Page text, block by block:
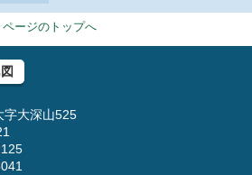
ページのトップへ
字大深山525